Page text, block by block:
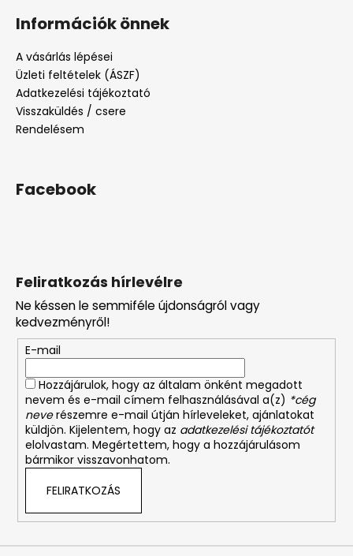
Feliratkozás hírlevélre
Ne késsen le semmiféle újdonságról vagy
kedvezményről!
E-mail
Hozzájárulok, hogy az általam önként megadott
nevem és e-mail címem felhasználásával a(z) *cég
neverészemre e-mail útján hírleveleket, ajánlatokat
küldjön. Kijelentem, hogy az adatkezelési tájékoztatót
elolvastam. Megértettem, hogy a hozzájárulásom
bármikor visszavonhatom.
FELIRATKOZÁS
Információk önnek
A vásárlás lépései
Üzleti feltételek (ÁSZF)
Adatkezelési tájékoztató
Visszaküldés / csere
Rendelésem
Facebook